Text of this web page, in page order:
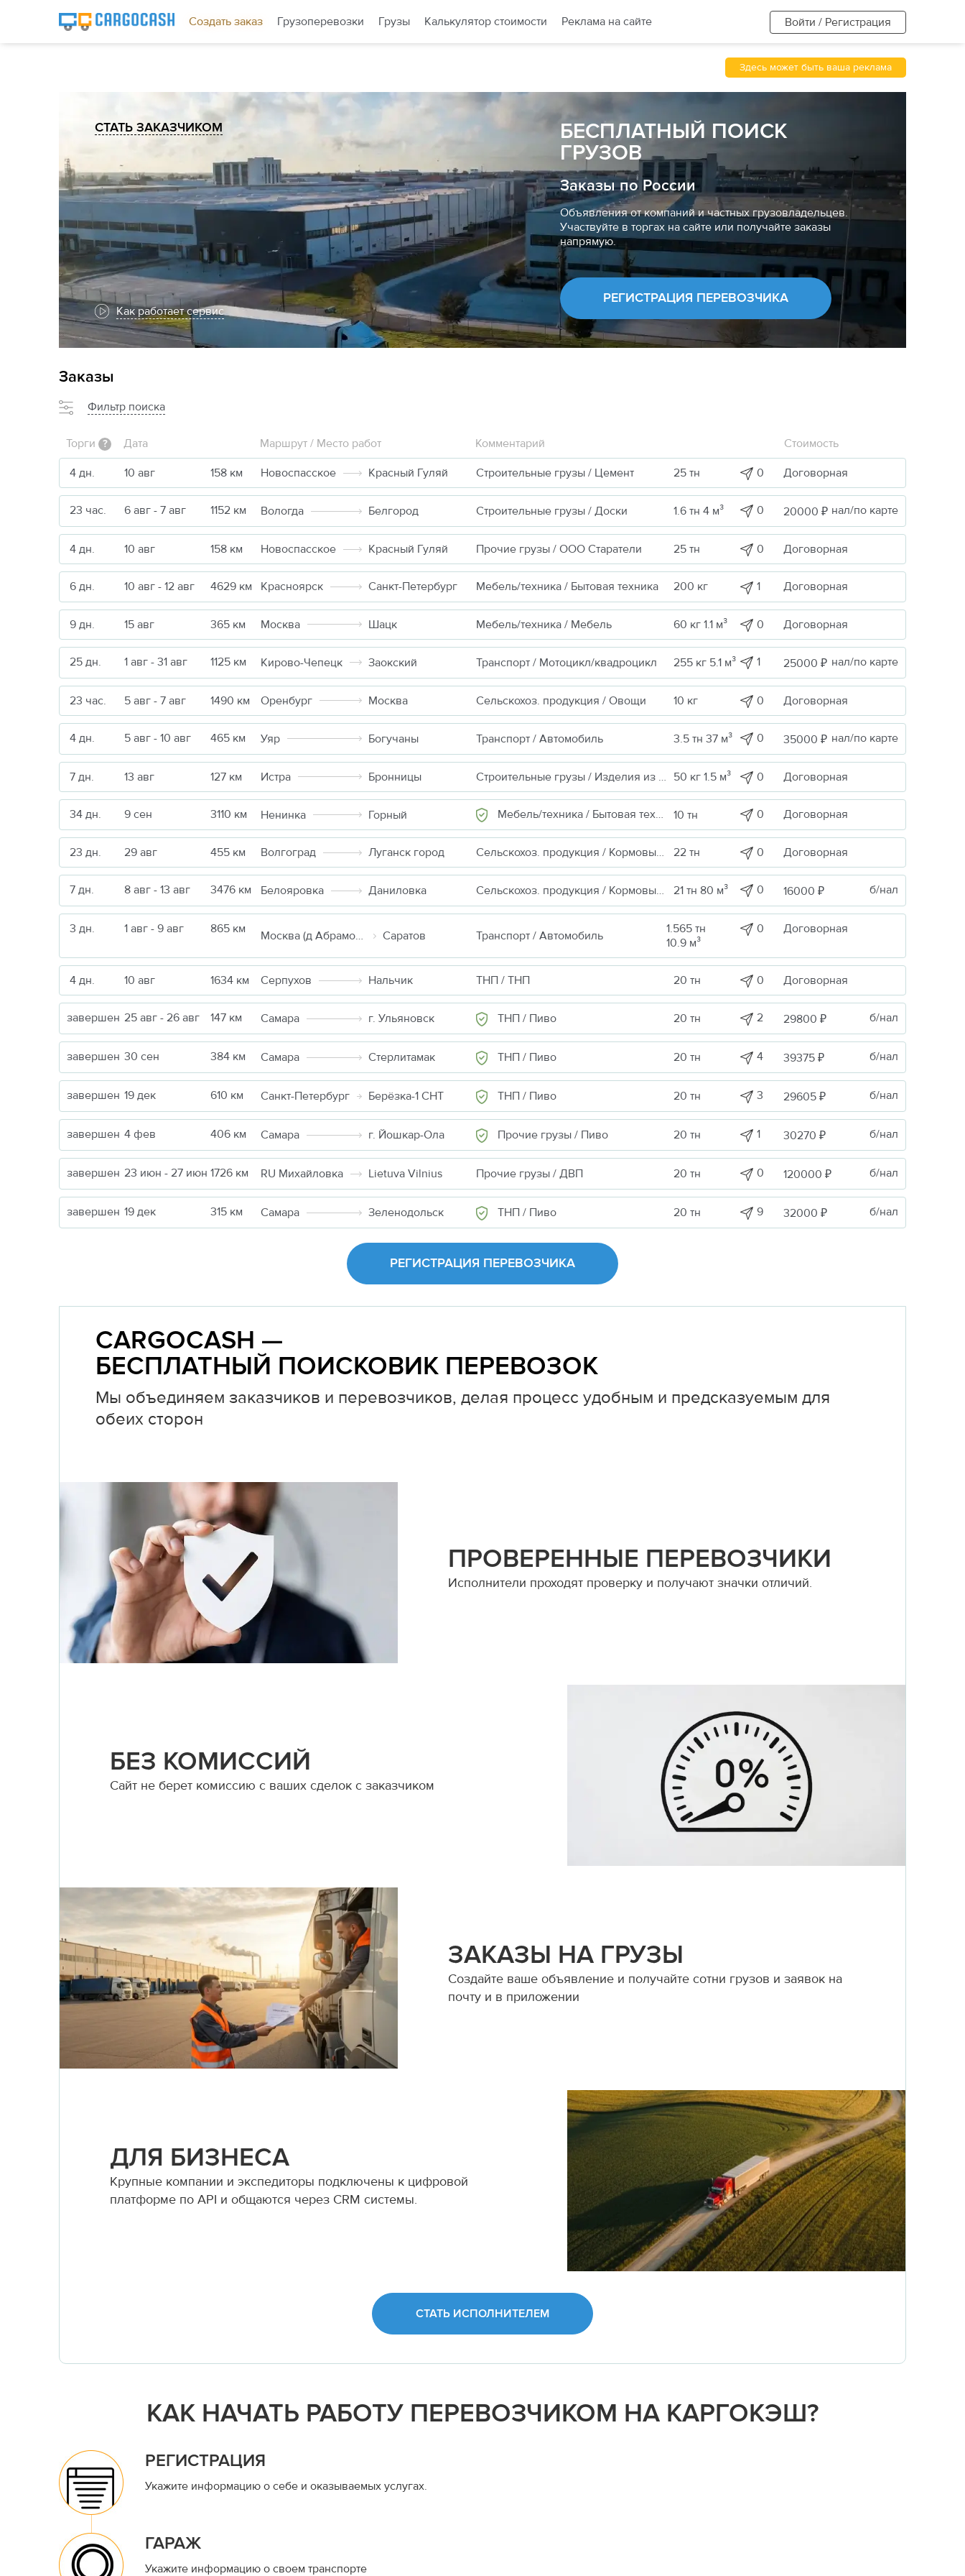
Создать заказ Грузоперевозки Грузы Калькулятор стоимости Реклама на сайте Войти / Регистрация
Здесь может быть ваша реклама
СТАТЬ ЗАКАЗЧИКОМ
Как работает сервис
БЕСПЛАТНЫЙ ПОИСК
ГРУЗОВ
Заказы по России
Объявления от компаний и частных грузовладельцев.
Участвуйте в торгах на сайте или получайте заказы
напрямую.
РЕГИСТРАЦИЯ ПЕРЕВОЗЧИКА
Заказы
Фильтр поиска
Торги ? Дата Маршрут / Место работ Комментарий Стоимость
4 дн. 10 авг 158 км Новоспасское Красный Гуляй Строительные грузы / Цемент 25 тн 0 Договорная
23 час. 6 авг - 7 авг 1152 км Вологда Белгород Строительные грузы / Доски 1.6 тн 4 м³ 0 20000 ₽ нал/по карте
4 дн. 10 авг 158 км Новоспасское Красный Гуляй Прочие грузы / ООО Старатели 25 тн 0 Договорная
6 дн. 10 авг - 12 авг 4629 км Красноярск Санкт-Петербург Мебель/техника / Бытовая техника 200 кг 1 Договорная
9 дн. 15 авг 365 км Москва Шацк Мебель/техника / Мебель 60 кг 1.1 м³ 0 Договорная
25 дн. 1 авг - 31 авг 1125 км Кирово-Чепецк Заокский Транспорт / Мотоцикл/квадроцикл 255 кг 5.1 м³ 1 25000 ₽ нал/по карте
23 час. 5 авг - 7 авг 1490 км Оренбург Москва Сельскохоз. продукция / Овощи 10 кг 0 Договорная
4 дн. 5 авг - 10 авг 465 км Уяр Богучаны Транспорт / Автомобиль 3.5 тн 37 м³ 0 35000 ₽ нал/по карте
7 дн. 13 авг 127 км Истра Бронницы Строительные грузы / Изделия из металла 50 кг 1.5 м³ 0 Договорная
34 дн. 9 сен 3110 км Ненинка Горный Мебель/техника / Бытовая техника 10 тн 0 Договорная
23 дн. 29 авг 455 км Волгоград Луганск город Сельскохоз. продукция / Кормовые/пищевые добавки 22 тн 0 Договорная
7 дн. 8 авг - 13 авг 3476 км Белояровка Даниловка Сельскохоз. продукция / Кормовые/пищевые добавки 21 тн 80 м³ 0 16000 ₽ б/нал
3 дн. 1 авг - 9 авг 865 км Москва (д Абрамовка) Саратов Транспорт / Автомобиль
1.565 тн
10.9 м³
0 Договорная
4 дн. 10 авг 1634 км Серпухов Нальчик ТНП / ТНП 20 тн 0 Договорная
завершен 25 авг - 26 авг 147 км Самара г. Ульяновск ТНП / Пиво 20 тн 2 29800 ₽ б/нал
завершен 30 сен 384 км Самара Стерлитамак ТНП / Пиво 20 тн 4 39375 ₽ б/нал
завершен 19 дек 610 км Санкт-Петербург Берёзка-1 СНТ ТНП / Пиво 20 тн 3 29605 ₽ б/нал
завершен 4 фев 406 км Самара г. Йошкар-Ола Прочие грузы / Пиво 20 тн 1 30270 ₽ б/нал
завершен 23 июн - 27 июн 1726 км RU Михайловка Lietuva Vilnius Прочие грузы / ДВП 20 тн 0 120000 ₽ б/нал
завершен 19 дек 315 км Самара Зеленодольск ТНП / Пиво 20 тн 9 32000 ₽ б/нал
РЕГИСТРАЦИЯ ПЕРЕВОЗЧИКА
CARGOCASH —
БЕСПЛАТНЫЙ ПОИСКОВИК ПЕРЕВОЗОК
Мы объединяем заказчиков и перевозчиков, делая процесс удобным и предсказуемым для
обеих сторон
ПРОВЕРЕННЫЕ ПЕРЕВОЗЧИКИ
Исполнители проходят проверку и получают значки отличий.
БЕЗ КОМИССИЙ
Сайт не берет комиссию с ваших сделок с заказчиком
ЗАКАЗЫ НА ГРУЗЫ
Создайте ваше объявление и получайте сотни грузов и заявок на
почту и в приложении
ДЛЯ БИЗНЕСА
Крупные компании и экспедиторы подключены к цифровой
платформе по API и общаются через CRM системы.
СТАТЬ ИСПОЛНИТЕЛЕМ
КАК НАЧАТЬ РАБОТУ ПЕРЕВОЗЧИКОМ НА КАРГОКЭШ?
РЕГИСТРАЦИЯ
Укажите информацию о себе и оказываемых услугах.
ГАРАЖ
Укажите информацию о своем транспорте